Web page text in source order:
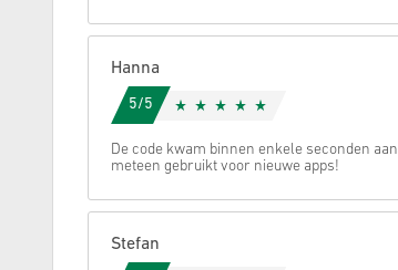
Hanna
5/5
De code kwam binnen enkele seconden
meteen gebruikt voor nieuwe apps!
Stefan